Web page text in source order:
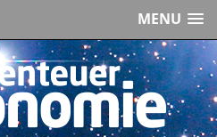
MENU